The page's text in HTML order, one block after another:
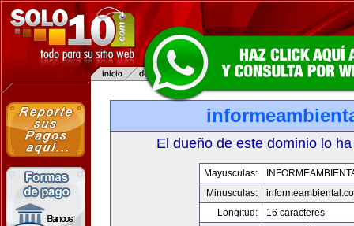
El dueño de este dominio lo
Mayusculas:
Minusculas:
Longitud:
16 caracteres